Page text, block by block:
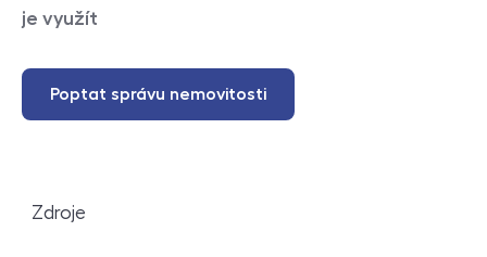
je využít
Poptat správu nemovitosti
Zdroje